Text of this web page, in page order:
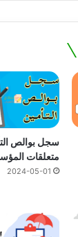
سجل بوالص
متعلقات
2024-05-01